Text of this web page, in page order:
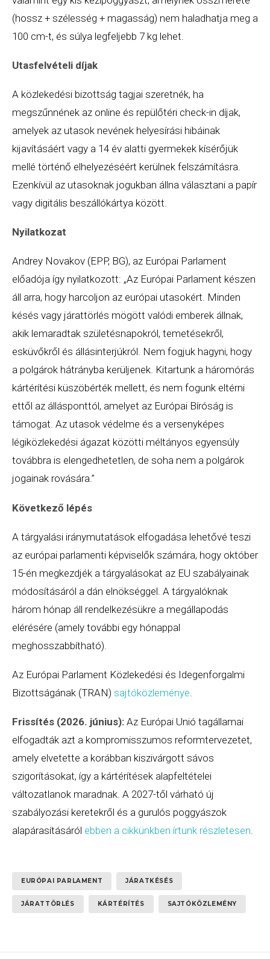
(hossz + szélesség + magasság) nem haladhatja meg a
100 cm-t, és súlya legfeljebb 7 kg lehet.
Utasfelvételi díjak
A közlekedési bizottság tagjai szeretnék, ha
megszűnnének az online és repülőtéri check-in díjak,
amelyek az utasok nevének helyesírási hibáinak
kijavításáért vagy a 14 év alatti gyermekek kísérőjük
mellé történő elhelyezéséért kerülnek felszámításra.
Ezenkívül az utasoknak jogukban állna választani a papír
vagy digitális beszállókártya között.
Nyilatkozat
Andrey Novakov (EPP, BG), az Európai Parlament
előadója így nyilatkozott: „Az Európai Parlament készen
áll arra, hogy harcoljon az európai utasokért. Minden
késés vagy járattörlés mögött valódi emberek állnak,
akik lemaradtak születésnapokról, temetésekről,
esküvőkről és állásinterjúkról. Nem fogjuk hagyni, hogy
a polgárok hátrányba kerüljenek. Kitartunk a háromórás
kártérítési küszöbérték mellett, és nem fogunk eltérni
ettől az állásponttól, amelyet az Európai Bíróság is
támogat. Az utasok védelme és a versenyképes
légiközlekedési ágazat közötti méltányos egyensúly
továbbra is elengedhetetlen, de soha nem a polgárok
jogainak rovására.”
Következő lépés
A tárgyalási iránymutatások elfogadása lehetővé teszi
az európai parlamenti képviselők számára, hogy október
15-én megkezdjék a tárgyalásokat az EU szabályainak
módosításáról a dán elnökséggel. A tárgyalóknak
három hónap áll rendelkezésükre a megállapodás
elérésére (amely további egy hónappal
meghosszabbítható).
Az Európai Parlament Közlekedési és Idegenforgalmi
Bizottságának (TRAN) sajtóközleménye.
Frissítés (2026. június): Az Európai Unió tagállamai
elfogadták azt a kompromisszumos reformtervezetet,
amely elvetette a korábban kiszivárgott sávos
szigorításokat, így a kártérítések alapfeltételei
változatlanok maradnak. A 2027-től várható új
szabályozási keretekről és a gurulós poggyászok
alapárasításáról ebben a cikkünkben írtunk részletesen.
EURÓPAI PARLAMENT JÁRATKÉSÉS
JÁRATTÖRLÉS KÁRTÉRÍTÉS SAJTÓKÖZLEMÉNY